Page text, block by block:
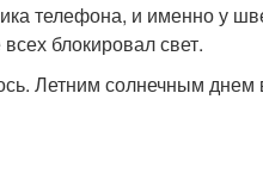
телефона, и именно у
блокировал свет.
Летним солнечным днем